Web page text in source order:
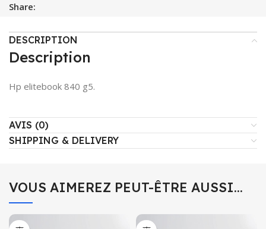
Share:
DESCRIPTION
Description
Hp elitebook 840 g5.
AVIS (0)
SHIPPING & DELIVERY
VOUS AIMEREZ PEUT-ÊTRE AUSSI…